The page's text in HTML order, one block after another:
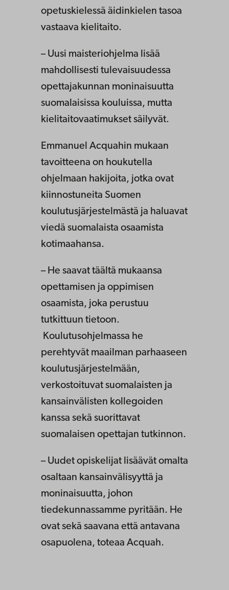
opetuskielessä äidinkielen tasoa
vastaava kielitaito.
– Uusi maisteriohjelma lisää
mahdollisesti tulevaisuudessa
opettajakunnan moninaisuutta
suomalaisissa kouluissa, mutta
kielitaitovaatimukset säilyvät.
Emmanuel Acquahin mukaan
tavoitteena on houkutella
ohjelmaan hakijoita, jotka ovat
kiinnostuneita Suomen
koulutusjärjestelmästä ja haluavat
viedä suomalaista osaamista
kotimaahansa.
– He saavat täältä mukaansa
opettamisen ja oppimisen
osaamista, joka perustuu
tutkittuun tietoon.
Koulutusohjelmassa he
perehtyvät maailman parhaaseen
koulutusjärjestelmään,
verkostoituvat suomalaisten ja
kansainvälisten kollegoiden
kanssa sekä suorittavat
suomalaisen opettajan tutkinnon.
– Uudet opiskelijat lisäävät omalta
osaltaan kansainvälisyyttä ja
moninaisuutta, johon
tiedekunnassamme pyritään. He
ovat sekä saavana että antavana
osapuolena, toteaa Acquah.